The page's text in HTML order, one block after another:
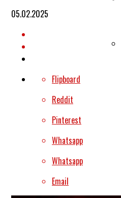
05.02.2025
Flipboard
Reddit
Pinterest
Whatsapp
Whatsapp
Email